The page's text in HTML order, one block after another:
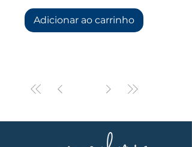
Adicionar ao carrinho